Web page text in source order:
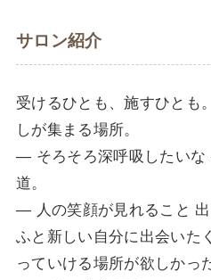
サロン紹介
受けるひとも、施すひとも
しが集まる場所。
— そろそろ深呼吸したい
道。
— 人の笑顔が見れること
ふと新しい自分に出会いた
っていける場所が欲しかっ